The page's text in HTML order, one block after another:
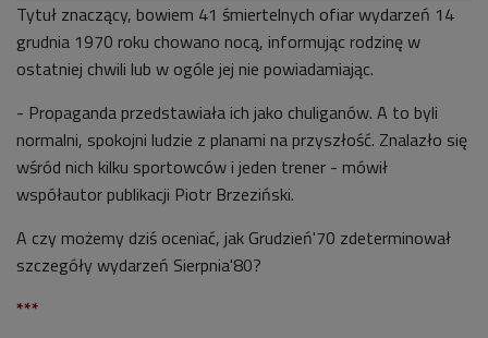
Tytuł znaczący, bowiem 41 śmiertelnych ofiar wydarzeń 14
grudnia 1970 roku chowano nocą, informując rodzinę w
ostatniej chwili lub w ogóle jej nie powiadamiając.
- Propaganda przedstawiała ich jako chuliganów. A to byli
normalni, spokojni ludzie z planami na przyszłość. Znalazło się
wśród nich kilku sportowców i jeden trener - mówił
współautor publikacji Piotr Brzeziński.
A czy możemy dziś oceniać, jak Grudzień'70 zdeterminował
szczegóły wydarzeń Sierpnia'80?
***